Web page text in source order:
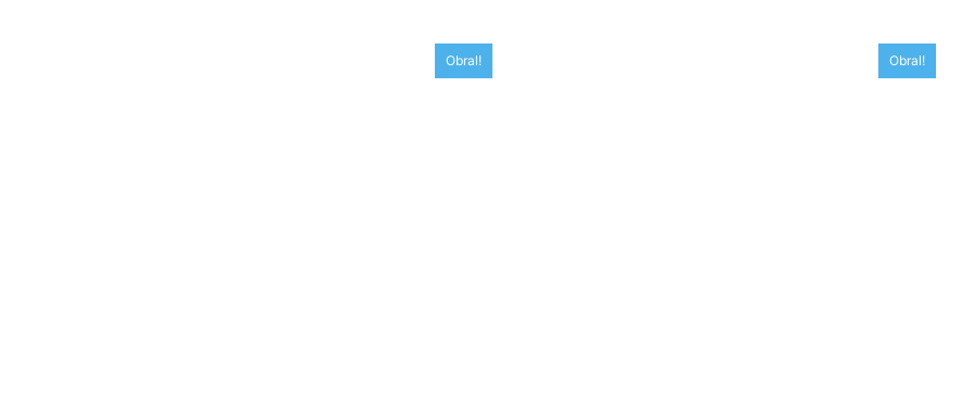
Obral! Obral!